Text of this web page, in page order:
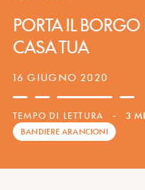
PORTA IL
CASA TUA
16 GIUGNO 2020
TEMPO DI LETTURA - 3
BANDIERE ARANCIONI